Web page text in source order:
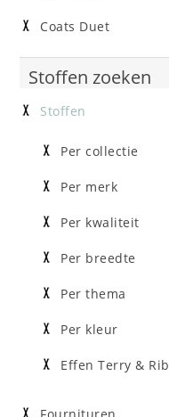
Coats Duet
Stoffen zoeken
Stoffen
Per collectie
Per merk
Per kwaliteit
Per breedte
Per thema
Per kleur
Effen Terry & Rib